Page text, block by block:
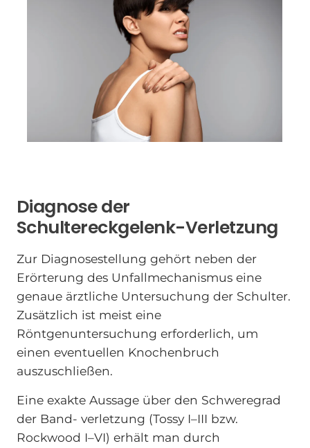
Diagnose der
Schultereckgelenk-Verletzung
Zur Diagnosestellung gehört neben der
Erörterung des Unfallmechanismus eine
genaue ärztliche Untersuchung der Schulter.
Zusätzlich ist meist eine
Röntgenuntersuchung erforderlich, um
einen eventuellen Knochenbruch
auszuschließen.
Eine exakte Aussage über den Schweregrad
der Band- verletzung (Tossy I–III bzw.
Rockwood I–VI) erhält man durch